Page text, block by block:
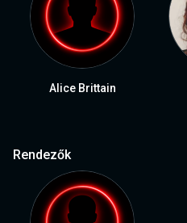
Alice Brittain
Rendezők